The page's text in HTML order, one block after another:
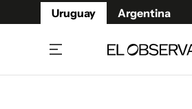
Uruguay Argentina